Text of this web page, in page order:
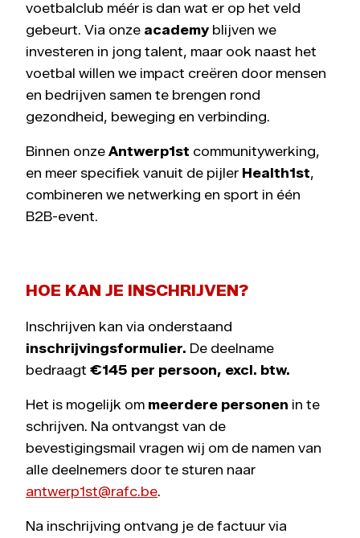
voetbalclub méér is dan wat er op het veld
gebeurt. Via onze academy blijven we
investeren in jong talent, maar ook naast het
voetbal willen we impact creëren door mensen
en bedrijven samen te brengen rond
gezondheid, beweging en verbinding.
Binnen onze Antwerp1st communitywerking,
en meer specifiek vanuit de pijler Health1st,
combineren we netwerking en sport in één
B2B-event.
HOE KAN JE INSCHRIJVEN?
Inschrijven kan via onderstaand
inschrijvingsformulier. De deelname
bedraagt €145 per persoon, excl. btw.
Het is mogelijk om meerdere personen in te
schrijven. Na ontvangst van de
bevestigingsmail vragen wij om de namen van
alle deelnemers door te sturen naar
antwerp1st@rafc.be.
Na inschrijving ontvang je de factuur via